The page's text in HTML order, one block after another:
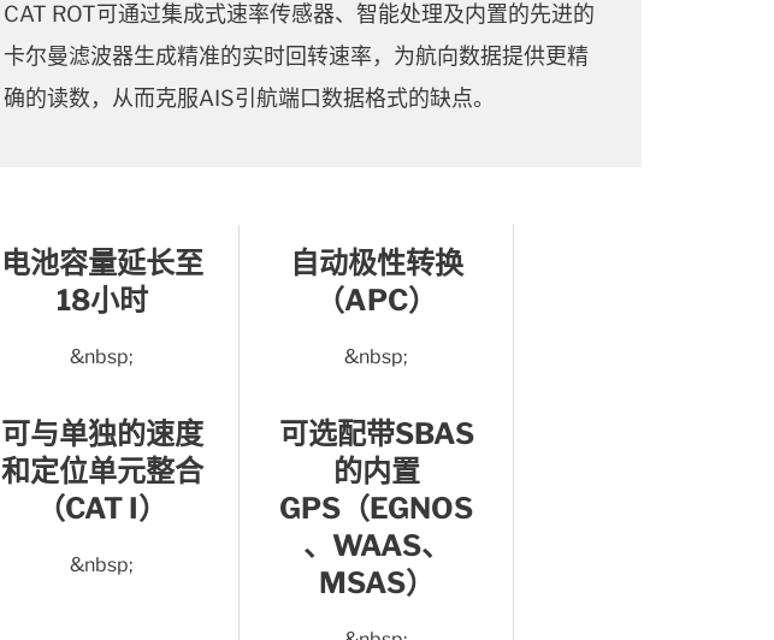
CAT ROT可通过集成式速率传感器、智能处理及内置的先进的
卡尔曼滤波器生成精准的实时回转速率，为航向数据提供更精
确的读数，从而克服AIS引航端口数据格式的缺点。
电池容量延长至
18小时
&nbsp;
自动极性转换
（APC）
&nbsp;
可与单独的速度
和定位单元整合
（CAT I）
&nbsp;
可选配带SBAS
的内置
GPS（EGNOS
、WAAS、
MSAS）